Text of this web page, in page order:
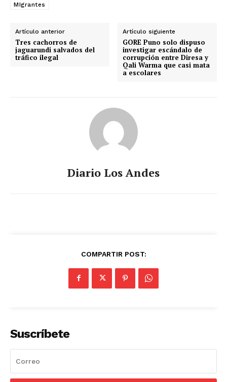
MIgrantes
Artículo anterior
Tres cachorros de
jaguarundi salvados del
tráfico ilegal
Artículo siguiente
GORE Puno solo dispuso
investigar escándalo de
corrupción entre Diresa y
Qali Warma que casi mata
a escolares
Diario Los Andes
COMPARTIR POST:
Suscríbete